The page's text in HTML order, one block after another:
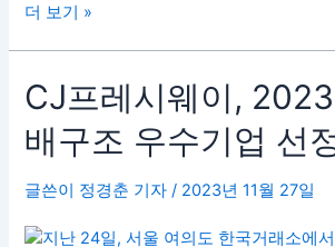
더 보기 »
CJ프레시웨이, 2023
배구조 우수기업 선
글쓴이 정경춘 기자 / 2023년 11월 27일
CJ
프
레
웨
2023